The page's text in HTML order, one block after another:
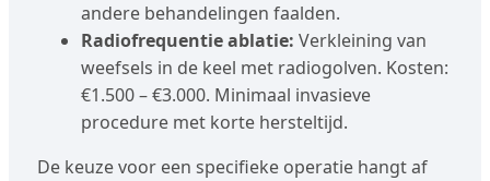
andere behandelingen faalden.
Radiofrequentie ablatie: Verkleining van
weefsels in de keel met radiogolven. Kosten:
€1.500 – €3.000. Minimaal invasieve
procedure met korte hersteltijd.
De keuze voor een specifieke operatie hangt af